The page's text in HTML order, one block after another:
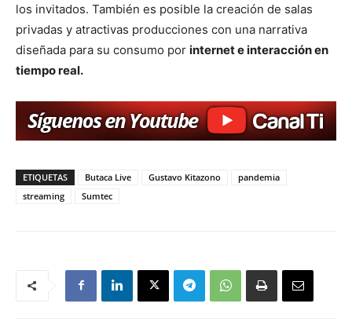
los invitados. También es posible la creación de salas
privadas y atractivas producciones con una narrativa
diseñada para su consumo por internet e interacción en
tiempo real.
ETIQUETAS Butaca Live Gustavo Kitazono
pandemia
streaming
Sumtec